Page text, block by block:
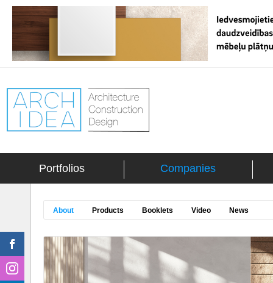
Portfolios Companies
About Products Booklets Video News